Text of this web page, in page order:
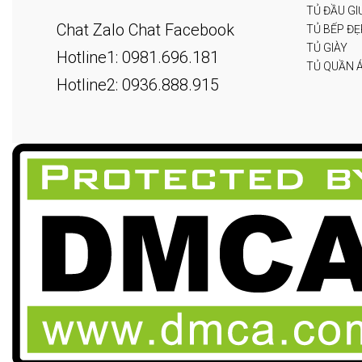
Chat Zalo Chat Facebook
Hotline1: 0981.696.181
Hotline2: 0936.888.915
TỦ ĐẦU
TỦ BẾP
TỦ GIÀY
TỦ QUẦN